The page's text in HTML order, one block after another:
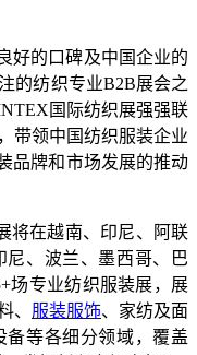
的口碑及中国企业的
的纺织专业B2B展会之
国际纺织展强强联
带领中国纺织服装企业
品牌和市场发展的推动
在越南、印尼、阿联
、波兰、墨西哥、巴
场专业纺织服装展，展
、 服装服饰、家纺及面
等各细分领域，覆盖